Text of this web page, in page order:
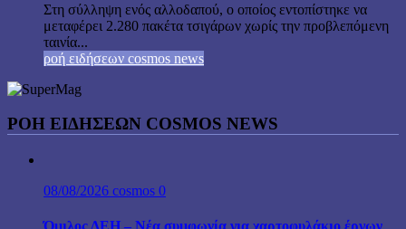
Στη σύλληψη ενός αλλοδαπού, ο οποίος εντοπίστηκε να
μεταφέρει 2.280 πακέτα τσιγάρων χωρίς την προβλεπόμενη
ταινία...
ροή ειδήσεων cosmos news
ΡΟΉ ΕΙΔΉΣΕΩΝ COSMOS NEWS
08/08/2026 cosmos 0